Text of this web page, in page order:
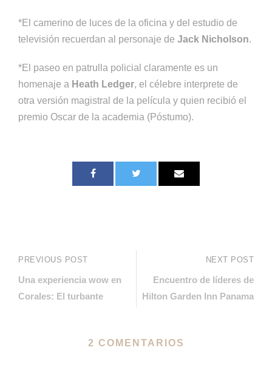
*El camerino de luces de la oficina y del estudio de
televisión recuerdan al personaje de Jack Nicholson.
*El paseo en patrulla policial claramente es un
homenaje a Heath Ledger, el célebre interprete de
otra versión magistral de la película y quien recibió el
premio Oscar de la academia (Póstumo).
PREVIOUS POST
Una experiencia wow en
Corales: El turbante
NEXT POST
Encuentro de líderes de
Hilton Garden Inn Panama
2 COMENTARIOS